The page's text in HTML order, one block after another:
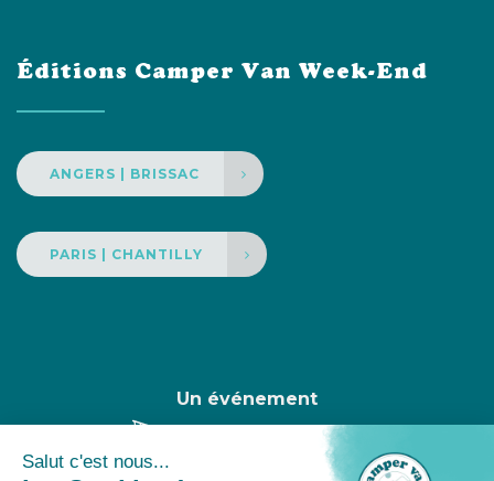
Éditions Camper Van Week-End
ANGERS | BRISSAC
PARIS | CHANTILLY
Un événement